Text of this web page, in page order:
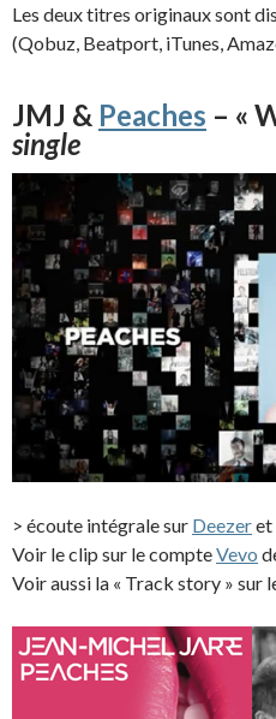
Les deux titres originaux sont
(Qobuz, Beatport, iTunes,
JMJ & Peaches – «
single
> écoute intégrale sur Deezeret
Voir le clip sur le compteVevo
Voir aussi la « Track story » sur